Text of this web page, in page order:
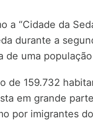
a “Cidade da
durante a
de uma
de 159.732
em grande
por imigrantes